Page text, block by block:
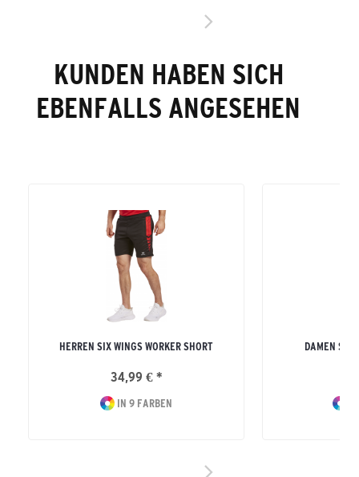
KUNDEN HABEN SICH
EBENFALLS ANGESEHEN
HERREN SIX WINGS WORKER SHORT
34,99 € *
IN 9 FARBEN
DAMEN SIX